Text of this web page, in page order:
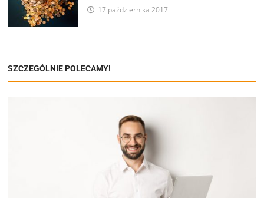
17 października 2017
SZCZEGÓLNIE POLECAMY!